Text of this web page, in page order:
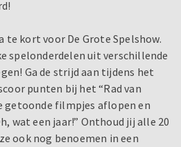
te kort voor De Grote Spelshow.
spelonderdelen uit verschillende
Ga de strijd aan tijdens het
punten bij het “Rad van
getoonde filmpjes aflopen en
wat een jaar!” Onthoud jij alle 20
ook nog benoemen in een